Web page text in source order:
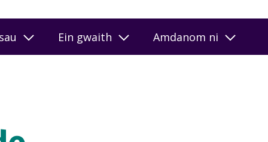
Ein gwaith Amdanom ni